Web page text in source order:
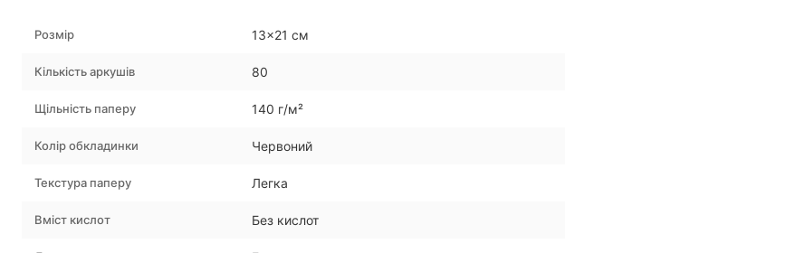
Розмір 13×21 см
Кількість аркушів 80
Щільність паперу 140 г/м²
Колір обкладинки Червоний
Текстура паперу Легка
Вміст кислот Без кислот